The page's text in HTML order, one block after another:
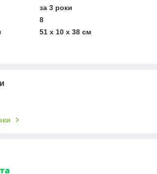
за 3 роки
8
51 х 10 х 38 см